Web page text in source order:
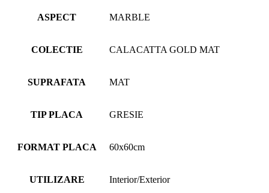
ASPECT MARBLE
COLECTIE CALACATTA GOLD MAT
SUPRAFATA MAT
TIP PLACA GRESIE
FORMAT PLACA 60x60cm
UTILIZARE Interior/Exterior